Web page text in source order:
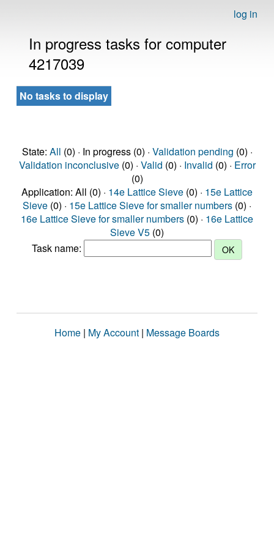
log in
In progress tasks for computer
4217039
No tasks to display
State: All (0) · In progress (0) · Validation pending (0) ·
Validation inconclusive(0) · Valid (0) · Invalid (0) · Error
(0)
Application: All (0) · 14e Lattice Sieve (0) · 15e Lattice
Sieve (0) · 15e Lattice Sieve for smaller numbers (0) ·
16e Lattice Sieve for smaller numbers (0) · 16e Lattice
Sieve V5 (0)
Task name:
Home | My Account | Message Boards